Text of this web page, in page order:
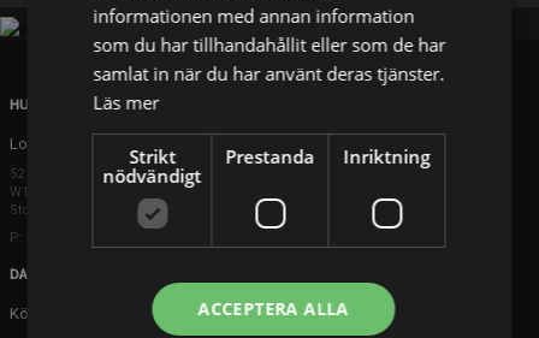
HUVUDKONTOR
London
52 Brook Street
W1K 5DS London
Storbritannien
P: +44 203 608 8181
DANMARK
Köpenhamn
informationen med annan information
som du har tillhandahållit eller som de har
samlat in när du har använt deras tjänster.
Läs mer
Strikt
nödvändigt
Prestanda Inriktning
ACCEPTERA ALLA